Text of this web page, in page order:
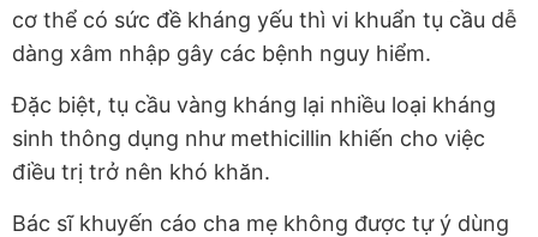
cơ thể có sức đề kháng yếu thì vi khuẩn tụ cầu dễ
dàng xâm nhập gây các bệnh nguy hiểm.
Đặc biệt, tụ cầu vàng kháng lại nhiều loại kháng
sinh thông dụng như methicillin khiến cho việc
điều trị trở nên khó khăn.
Bác sĩ khuyến cáo cha mẹ không được tự ý dùng